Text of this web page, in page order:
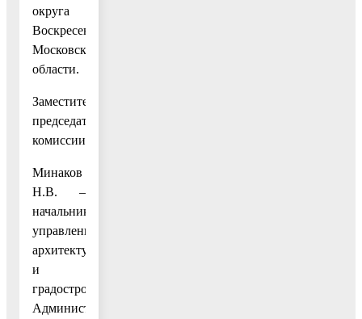
округа
Воскресенск
Московской
области.
Заместители
председателя
комиссии:
Минаков
Н.В. –
начальник
управления
архитектуры
и
градостроительства
Администрации